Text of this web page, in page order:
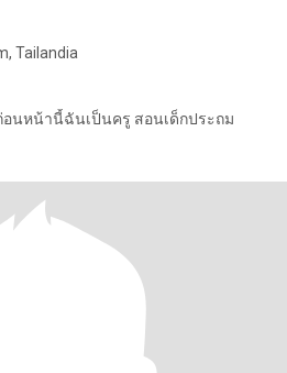
Tailandia
นหน้านี้ฉันเป็นครู สอนเด็กประถม